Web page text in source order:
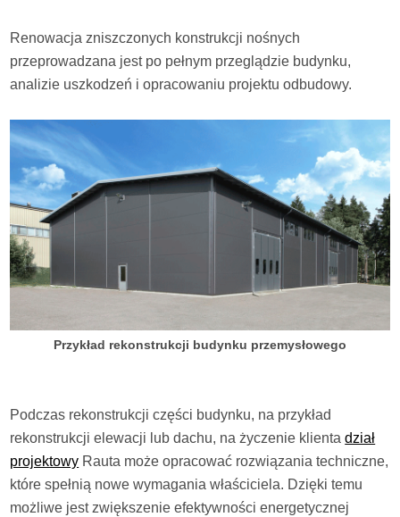
Renowacja zniszczonych konstrukcji nośnych
przeprowadzana jest po pełnym przeglądzie budynku,
analizie uszkodzeń i opracowaniu projektu odbudowy.
Przykład rekonstrukcji budynku przemysłowego
Podczas rekonstrukcji części budynku, na przykład
rekonstrukcji elewacji lub dachu, na życzenie klientadział
projektowy Rauta może opracować rozwiązania techniczne,
które spełnią nowe wymagania właściciela. Dzięki temu
możliwe jest zwiększenie efektywności energetycznej